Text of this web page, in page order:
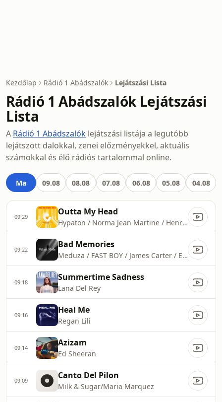
Kezdőlap Rádió 1 Abádszalók Lejátszási Lista
Rádió 1 Abádszalók Lejátszási
Lista
A Rádió 1 Abádszalók lejátszási listája a legutóbb
lejátszott dalokkal, zenei előzményekkel, aktuális
számokkal és élő rádiós tartalommal online.
Ma 09.08 08.08 07.08 06.08 05.08 04.08
09:29 Outta My Head
Hypaton / Norma Jean Martine / Henri PFR
09:22 Bad Memories
Meduza / FAST BOY / James Carter / Elley Duhe
09:18 Summertime Sadness
Lana Del Rey
09:16 Heal Me
Regan Lili
09:14 Azizam
Ed Sheeran
09:09 Canto Del Pilon
Milk & Sugar/Maria Marquez